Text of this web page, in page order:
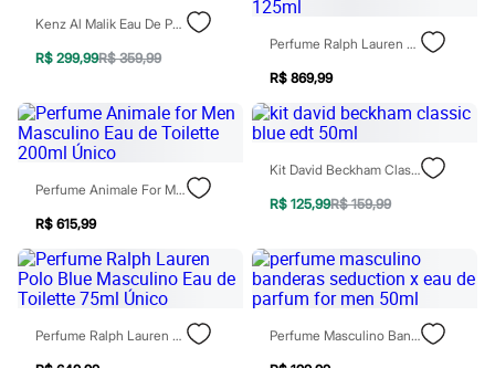
Casacos e Jaquetas
Jeans
Moda esportiva
Vestidos
Masculino
Em alta
Dia dos Pais
Inverno
Roupas
Bermudas
Camisas
Calças
Camisetas e Regatas
Casacos e Jaquetas
Jeans
Kenz Al Malik Eau De Parfum 100ml
R$ 299,99R$ 359,99
Perfume Ralph Lauren Polo Blue Parfum Masculino - 125ml
R$ 869,99
Perfume Animale For Men Masculino Eau De Toilette 200ml Único
R$ 615,99
Kit David Beckham Classic Blue Edt 50ml
R$ 125,99R$ 159,99
Perfume Ralph Lauren Polo Blue Masculino Eau De Toilette 75ml Único Perfume Masculino Banderas Seduction X Eau De Parfum For Men 50ml